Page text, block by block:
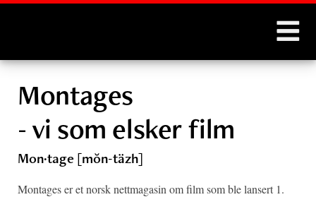
Montages
- vi som elsker film
Mon·tage[mŏn-täzh]
Montages er et norsk nettmagasin om film som ble lansert 1.